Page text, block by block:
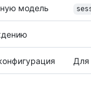
модель